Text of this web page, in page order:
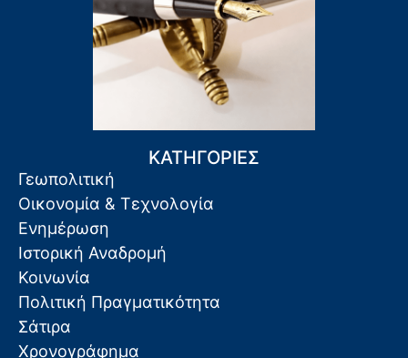
ΚΑΤΗΓΟΡΙΕΣ
Γεωπολιτική
Οικονομία & Τεχνολογία
Ενημέρωση
Ιστορική Αναδρομή
Κοινωνία
Πολιτική Πραγματικότητα
Σάτιρα
Χρονογράφημα